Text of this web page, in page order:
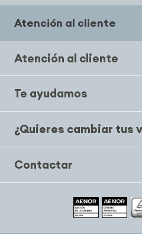
Atención al cliente
Atención al cliente
Te ayudamos
¿Quieres cambiar tus
Contactar